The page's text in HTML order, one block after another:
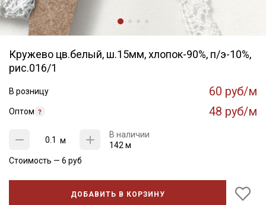
Кружево цв.белый, ш.15мм, хлопок-90%, п/э-10%,
рис.016/1
В розницу 60 руб/м
Оптом 48 руб/м
м
В наличии
142 м
Стоимость — 6 руб
ДОБАВИТЬ В КОРЗИНУ